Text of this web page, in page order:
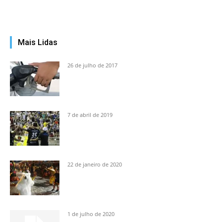
Mais Lidas
26 de julho de 2017
7 de abril de 2019
22 de janeiro de 2020
1 de julho de 2020